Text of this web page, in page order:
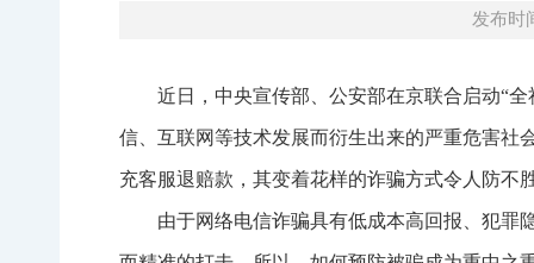
发布时
近日，中央宣传部、公安部在京联合启动“
信、互联网等技术发展而衍生出来的严重危害社
充客服退赔款，其变着花样的诈骗方式令人防不
由于网络电信诈骗具有低成本高回报、犯罪